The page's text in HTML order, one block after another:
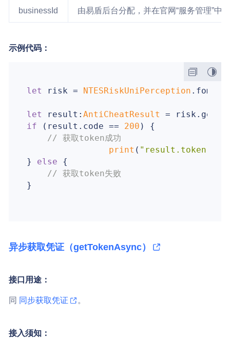
businessId 由易盾后台分配，并在官网“服务管理”中
示例代码：
let risk = NTESRiskUniPerception
let result:AntiCheatResult
=
if (result.code == 200 ) {
// 获取token成功
print ( "result.token:
} else {
// 获取token失败
}
异步获取凭证（getTokenAsync）
接口用途：
同 同步获取凭证 。
接入须知：